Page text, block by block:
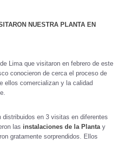
NUESTRA PLANTA EN
de Lima que visitaron en febrero de este
conocieron de cerca el proceso de
ellos comercializan y la calidad
distribuidos en 3 visitas en diferentes
las instalaciones de la Plantay
gratamente sorprendidos. Ellos